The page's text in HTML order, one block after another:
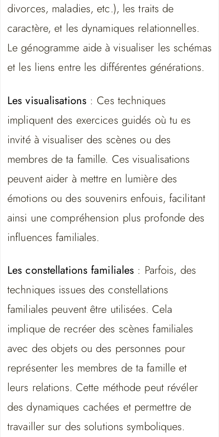
divorces, maladies, etc.), les traits de
caractère, et les dynamiques relationnelles.
Le génogramme aide à visualiser les schémas
et les liens entre les différentes générations.
Les visualisations: Ces techniques
impliquent des exercices guidés où tu es
invité à visualiser des scènes ou des
membres de ta famille. Ces visualisations
peuvent aider à mettre en lumière des
émotions ou des souvenirs enfouis, facilitant
ainsi une compréhension plus profonde des
influences familiales.
Les constellations familiales : Parfois, des
techniques issues des constellations
familiales peuvent être utilisées. Cela
implique de recréer des scènes familiales
avec des objets ou des personnes pour
représenter les membres de ta famille et
leurs relations. Cette méthode peut révéler
des dynamiques cachées et permettre de
travailler sur des solutions symboliques.